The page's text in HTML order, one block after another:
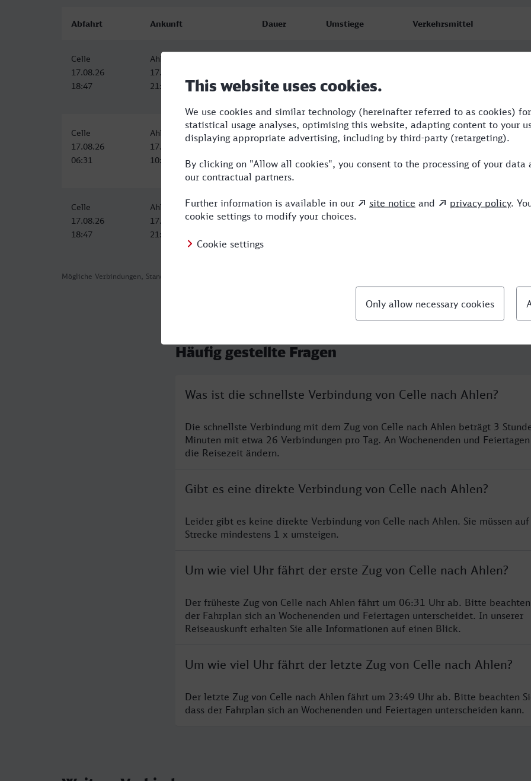
Mögliche Verbindungen, Stand: 2026-08-03 02:17
Abfahrt Ankunft Dauer Umstiege Verkehrsmittel
Celle
17.08.26
18:47
Ahlen (Westf)
17.08.26
21:55
Celle
17.08.26
06:31
Ahlen (Westf)
17.08.26
10:09
3:38 3 BUS,WFB,ERB,ICE
Celle
17.08.26
18:47
Ahlen (Westf)
17.08.26
21:55
3:08 2 ERB,ME,ICE
Häufig gestellte Fragen
Was ist die schnellste Verbindung von Celle nach Ahlen?
Die schnellste Verbindung mit dem Zug von Celle nach Ahlen beträgt 3
Minuten mit etwa 26 Verbindungen pro Tag. An Wochenenden und
die Reisezeit ändern.
Gibt es eine direkte Verbindung von Celle nach Ahlen?
Leider gibt es keine direkte Verbindung von Celle nach Ahlen. Sie müssen
Strecke mindestens 1 x umsteigen.
Um wie viel Uhr fährt der erste Zug von Celle nach Ahlen?
Der früheste Zug von Celle nach Ahlen fährt um 06:31 Uhr ab. Bitte beachten
der Fahrplan sich an Wochenenden und Feiertagen unterscheidet. In unserer
Reiseauskunft erhalten Sie alle Informationen auf einen Blick.
Um wie viel Uhr fährt der letzte Zug von Celle nach Ahlen?
Der letzte Zug von Celle nach Ahlen fährt um 23:49 Uhr ab. Bitte beachten
dass der Fahrplan sich an Wochenenden und Feiertagen unterscheiden kann.